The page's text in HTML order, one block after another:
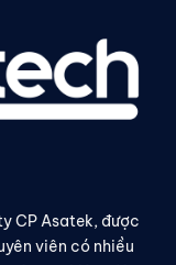
CP Asatek, được
viên có nhiều